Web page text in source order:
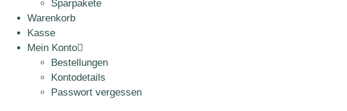
Sparpakete
Warenkorb
Kasse
Mein Konto
Bestellungen
Kontodetails
Passwort vergessen